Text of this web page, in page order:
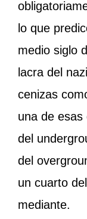
lo que
medio siglo
lacra del
cenizas
una de esas
del
del
un cuarto
mediante.